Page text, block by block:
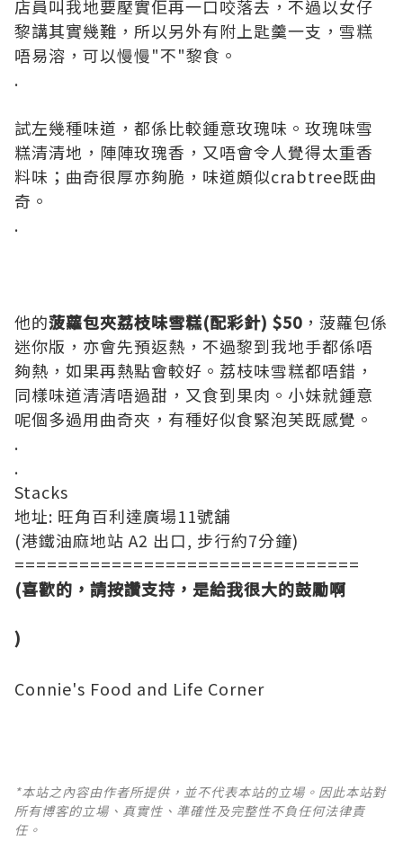
店員叫我地要壓實佢再一口咬落去，不過以女仔
黎講其實幾難，所以另外有附上匙羹一支，雪糕
唔易溶，可以慢慢"不"黎食。
.
試左幾種味道，都係比較鍾意玫瑰味。玫瑰味雪
糕清清地，陣陣玫瑰香，又唔會令人覺得太重香
料味；曲奇很厚亦夠脆，味道頗似crabtree既曲
奇。
.
他的菠蘿包夾荔枝味雪糕(配彩針) $50 ，菠蘿包係
迷你版，亦會先預返熱，不過黎到我地手都係唔
夠熱，如果再熱點會較好。荔枝味雪糕都唔錯，
同樣味道清清唔過甜，又食到果肉。小妹就鍾意
呢個多過用曲奇夾，有種好似食緊泡芙既感覺。
.
.
Stacks
地址: 旺角百利達廣場11號舖
(港鐵油麻地站 A2 出口, 步行約7分鐘)
================================
(喜歡的，請按讚支持，是給我很大的鼓勵啊
)
Connie's Food and Life Corner
*本站之內容由作者所提供，並不代表本站的立場。因此本站對
所有博客的立場、真實性、準確性及完整性不負任何法律責
任。